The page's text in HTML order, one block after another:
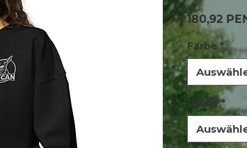
180,92
Farbe *
Größe *